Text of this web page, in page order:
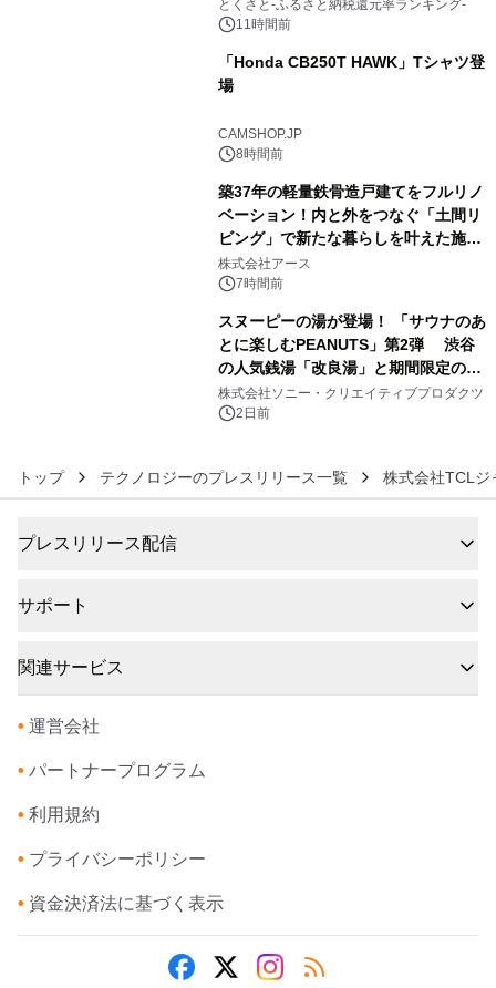
とくさと-ふるさと納税還元率ランキング-
11時間前
「Honda CB250T HAWK」Tシャツ登
場
CAMSHOP.JP
8時間前
築37年の軽量鉄骨造戸建てをフルリノ
ベーション！内と外をつなぐ「土間リ
ビング」で新たな暮らしを叶えた施工
事例を株式会社アースが公開
株式会社アース
7時間前
スヌーピーの湯が登場！ 「サウナのあ
とに楽しむPEANUTS」第2弾 渋谷
の人気銭湯「改良湯」と期間限定のコ
ラボレーション サウナイキタイコラ
ボグッズも発売決定！
株式会社ソニー・クリエイティブプロダクツ
2日前
トップ テクノロジーのプレスリリース一覧 株式会社TCLジ
プレスリリース配信
サポート
関連サービス
• 運営会社
• パートナープログラム
• 利用規約
• プライバシーポリシー
• 資金決済法に基づく表示